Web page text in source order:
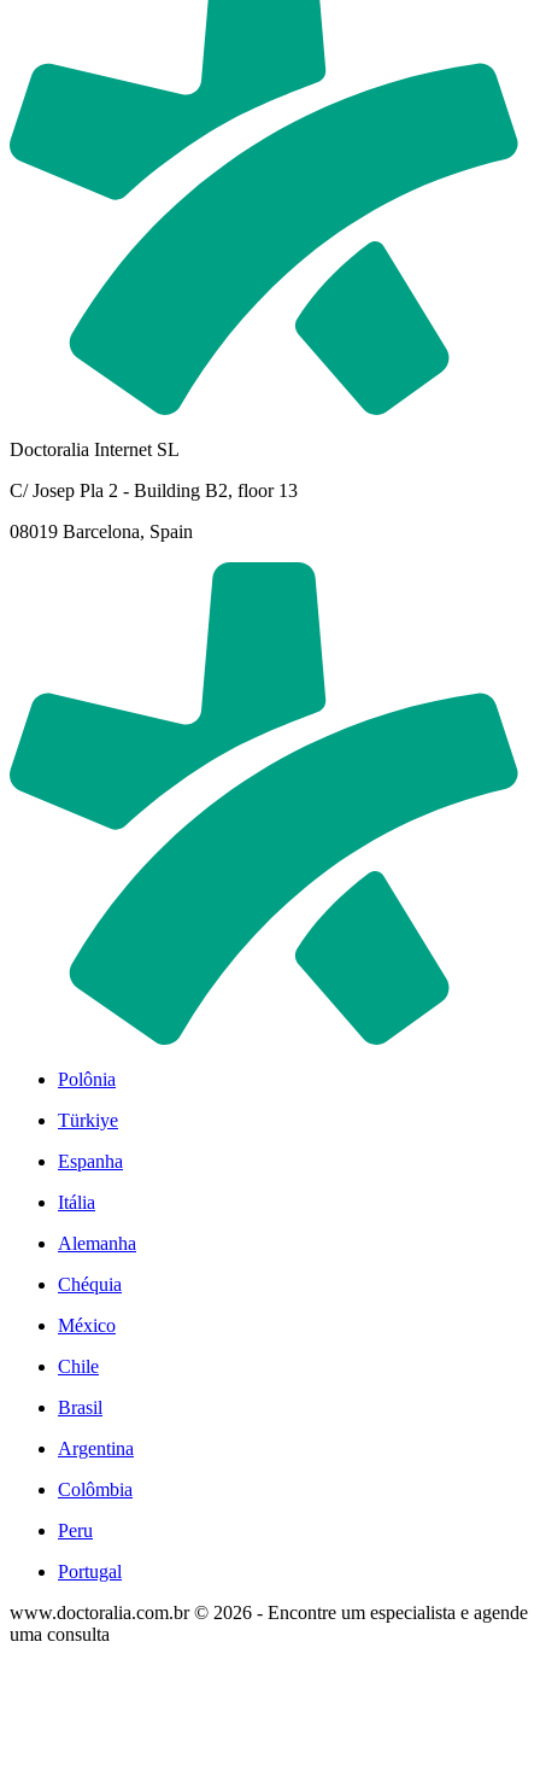
Doctoralia Internet SL
C/ Josep Pla 2 - Building B2, floor 13
08019 Barcelona, Spain
Polônia
Türkiye
Espanha
Itália
Alemanha
Chéquia
México
Chile
Brasil
Argentina
Colômbia
Peru
Portugal
www.doctoralia.com.br © 2026 - Encontre um especialista e agende
uma consulta